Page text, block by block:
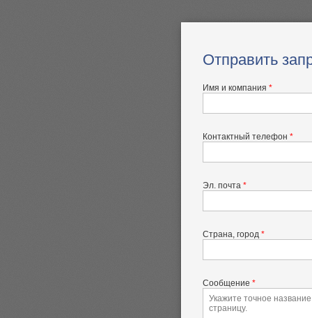
Отправить
Имя и компания *
Контактный телефон *
Эл. почта *
Страна, город *
Сообщение *